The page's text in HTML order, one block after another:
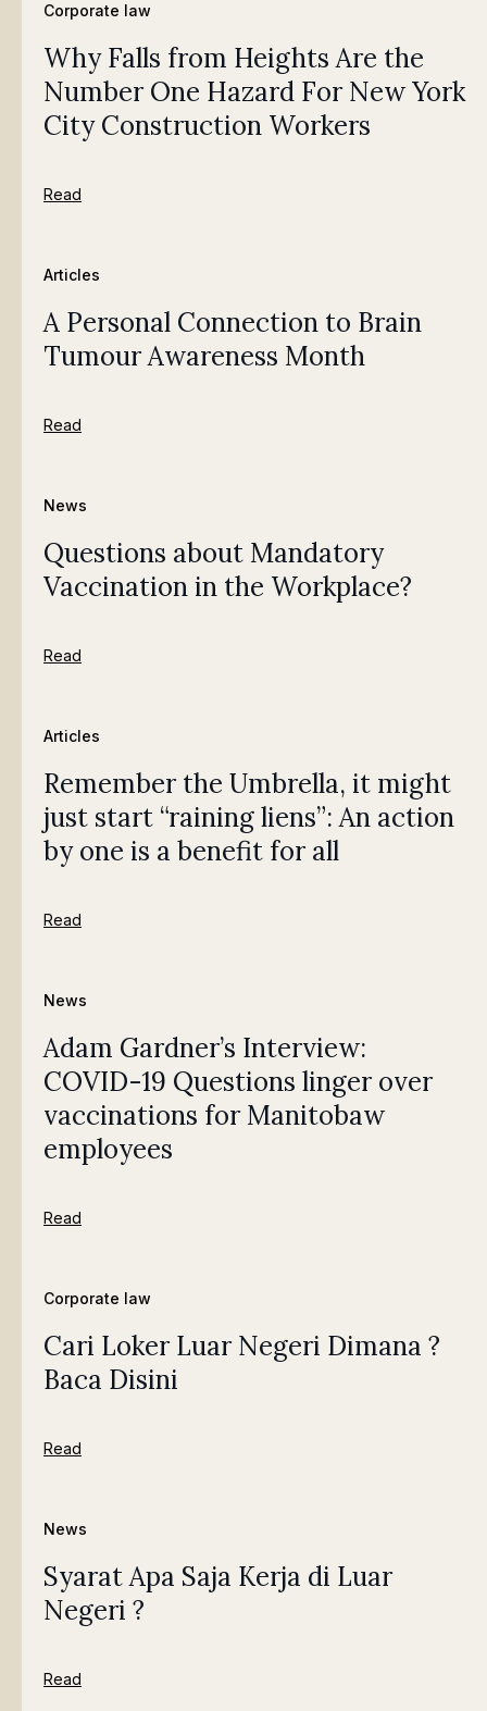
Corporate law
Why Falls from Heights Are the
Number One Hazard For New York
City Construction Workers
Read
Articles
A Personal Connection to Brain
Tumour Awareness Month
Read
News
Questions about Mandatory
Vaccination in the Workplace?
Read
Articles
Remember the Umbrella, it might
just start “raining liens”: An action
by one is a benefit for all
Read
News
Adam Gardner’s Interview:
COVID-19 Questions linger over
vaccinations for Manitobaw
employees
Read
Corporate law
Cari Loker Luar Negeri Dimana ?
Baca Disini
Read
News
Syarat Apa Saja Kerja di Luar
Negeri ?
Read